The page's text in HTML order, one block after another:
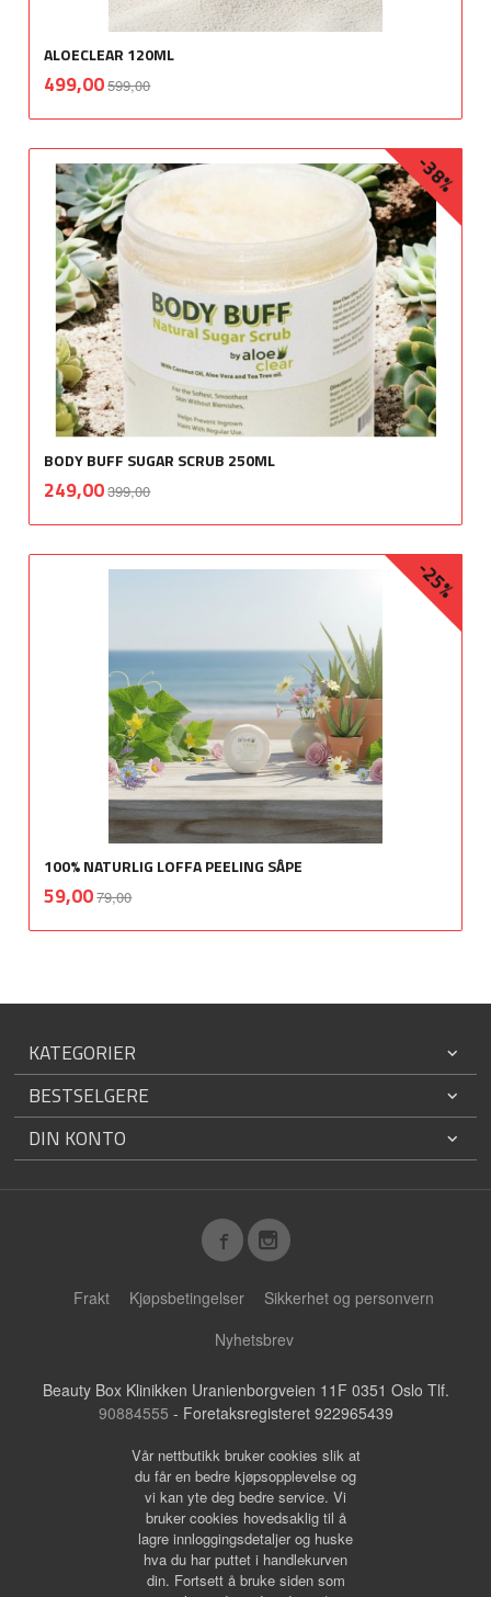
ALOECLEAR 120ML
Tilbud
499,00599,00mva.
BODY BUFF SUGAR SCRUB 250ML
Tilbud
249,00399,00
-38%
mva.
100% NATURLIG LOFFA PEELING SÅPE
Tilbud
59,0079,00
-25%
mva.
KATEGORIER
BESTSELGERE
DIN KONTO
Frakt Kjøpsbetingelser
Sikkerhet og personvern
Nyhetsbrev
Beauty Box Klinikken Uranienborgveien 11F 0351 Oslo Tlf.
90884555 - Foretaksregisteret 922965439
Vår nettbutikk bruker cookies slik at
du får en bedre kjøpsopplevelse og
vi kan yte deg bedre service. Vi
bruker cookies hovedsaklig til å
lagre innloggingsdetaljer og huske
hva du har puttet i handlekurven
din. Fortsett å bruke siden som